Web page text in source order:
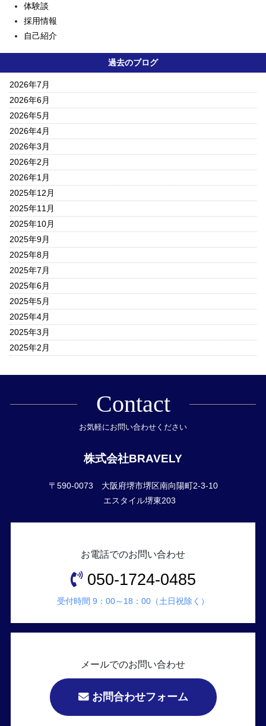
体験談
採用情報
自己紹介
過去のブログ
2026年7月
2026年6月
2026年5月
2026年4月
2026年3月
2026年2月
2026年1月
2025年12月
2025年11月
2025年10月
2025年9月
2025年8月
2025年7月
2025年6月
2025年5月
2025年4月
2025年3月
2025年2月
Contact
お気軽にお問い合わせください
株式会社BRAVELY
〒590-0073 大阪府堺市堺区南向陽町2-3-10
エスタイル堺東203
お電話でのお問い合わせ
050-1724-0485
受付時間 9：00～18：00（土日祝除く）
メールでのお問い合わせ
お問合わせフォーム